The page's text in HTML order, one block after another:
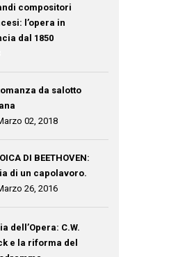
compositori
l’opera in
dal 1850
da salotto
02, 2018
DI BEETHOVEN:
di un capolavoro.
26, 2016
dell’Opera: C.W.
e la riforma del